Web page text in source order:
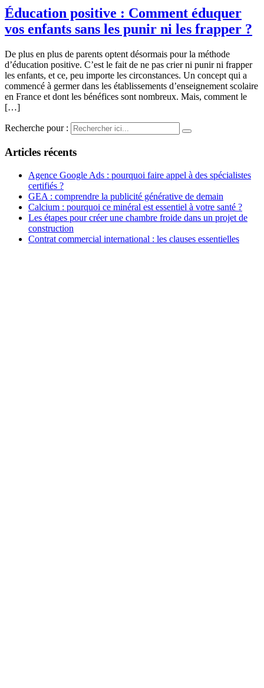
Éducation positive : Comment éduquer
vos enfants sans les punir ni les frapper ?
De plus en plus de parents optent désormais pour la méthode
d’éducation positive. C’est le fait de ne pas crier ni punir ni frapper
les enfants, et ce, peu importe les circonstances. Un concept qui a
commencé à germer dans les établissements d’enseignement scolaire
en France et dont les bénéfices sont nombreux. Mais, comment le
[…]
Recherche pour :
Articles récents
Agence Google Ads : pourquoi faire appel à des spécialistes
certifiés ?
GEA : comprendre la publicité générative de demain
Calcium : pourquoi ce minéral est essentiel à votre santé ?
Les étapes pour créer une chambre froide dans un projet de
construction
Contrat commercial international : les clauses essentielles